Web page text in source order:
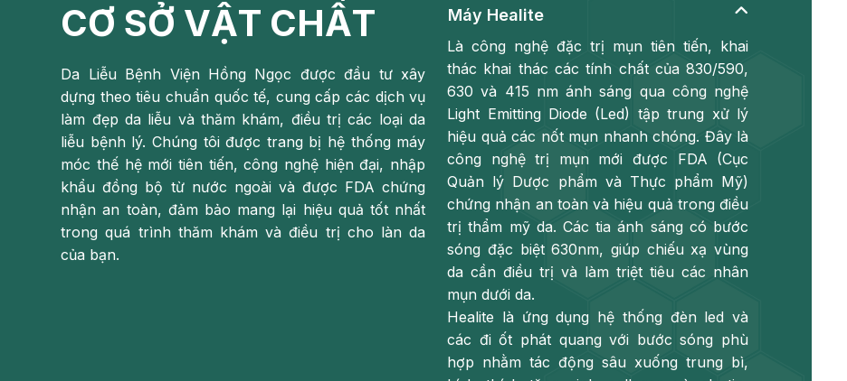
CƠ SỞ VẬT CHẤT
Da Liễu Bệnh Viện Hồng Ngọc được đầu tư xây
dựng theo tiêu chuẩn quốc tế, cung cấp các dịch vụ
làm đẹp da liễu và thăm khám, điều trị các loại da
liễu bệnh lý. Chúng tôi được trang bị hệ thống máy
móc thế hệ mới tiên tiến, công nghệ hiện đại, nhập
khẩu đồng bộ từ nước ngoài và được FDA chứng
nhận an toàn, đảm bảo mang lại hiệu quả tốt nhất
trong quá trình thăm khám và điều trị cho làn da
của bạn.
Máy Healite
Là công nghệ đặc trị mụn tiên tiến, khai
thác khai thác các tính chất của 830/590,
630 và 415 nm ánh sáng qua công nghệ
Light Emitting Diode (Led) tập trung xử lý
hiệu quả các nốt mụn nhanh chóng. Đây là
công nghệ trị mụn mới được FDA (Cục
Quản lý Dược phẩm và Thực phẩm Mỹ)
chứng nhận an toàn và hiệu quả trong điều
trị thẩm mỹ da. Các tia ánh sáng có bước
sóng đặc biệt 630nm, giúp chiếu xạ vùng
da cần điều trị và làm triệt tiêu các nhân
mụn dưới da.
Healite là ứng dụng hệ thống đèn led và
các đi ốt phát quang với bước sóng phù
hợp nhằm tác động sâu xuống trung bì,